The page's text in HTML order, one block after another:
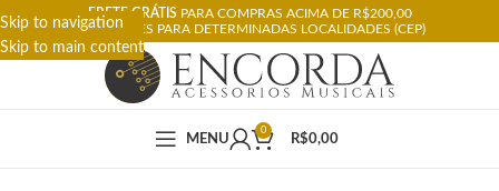
Skip to navigation
Skip to main content
FRETE GRÁTIS PARA COMPRAS ACIMA DE R$200,00
RESTRIÇÕES PARA DETERMINADAS LOCALIDADES (CEP)
MENU
0
R$0,00